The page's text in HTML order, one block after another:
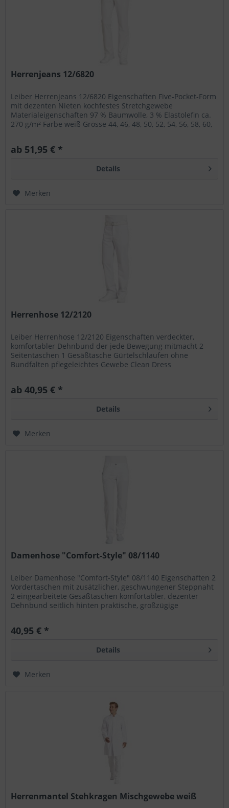
Herrenjeans 12/6820
Leiber Herrenjeans 12/6820 Eigenschaften Five-Pocket-Form
mit dezenten Nieten kochfestes Stretchgewebe
Materialeigenschaften 97 % Baumwolle, 3 % Elastolefin ca.
270 g/m² Farbe weiß Grösse 44, 46, 48, 50, 52, 54, 56, 58, 60,
ab 51,95 € *
Details
Merken
Herrenhose 12/2120
Leiber Herrenhose 12/2120 Eigenschaften verdeckter,
komfortabler Dehnbund der jede Bewegung mitmacht 2
Seitentaschen 1 Gesäßtasche Gürtelschlaufen ohne
Bundfalten pflegeleichtes Gewebe Clean Dress
ab 40,95 € *
Details
Merken
Damenhose "Comfort-Style" 08/1140
Leiber Damenhose "Comfort-Style" 08/1140 Eigenschaften 2
Vordertaschen mit zusätzlicher, geschwungener Steppnaht
2 eingearbeitete Gesäßtaschen komfortabler, dezenter
Dehnbund seitlich hinten praktische, großzügige
40,95 € *
Details
Merken
Herrenmantel Stehkragen Mischgewebe weiß